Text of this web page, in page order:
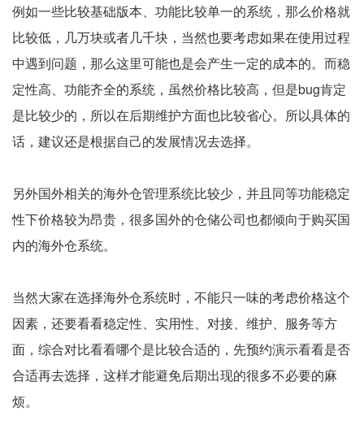
例如一些比较基础版本、功能比较单一的系统，那么价格就
比较低，几万块或者几千块，当然也要考虑如果在使用过程
中遇到问题，那么这里可能也是会产生一定的成本的。而稳
定性高、功能齐全的系统，虽然价格比较高，但是bug肯定
是比较少的，所以在后期维护方面也比较省心。所以具体的
话，建议还是根据自己的发展情况去选择。
另外国外相关的海外仓管理系统比较少，并且同等功能稳定
性下价格较为昂贵，很多国外的仓储公司也都倾向于购买国
内的海外仓系统。
当然大家在选择海外仓系统时，不能只一味的考虑价格这个
因素，还要看看稳定性、实用性、对接、维护、服务等方
面，综合对比看看哪个是比较合适的，先预约演示看看是否
合适再去选择，这样才能避免后期出现的很多不必要的麻
烦。